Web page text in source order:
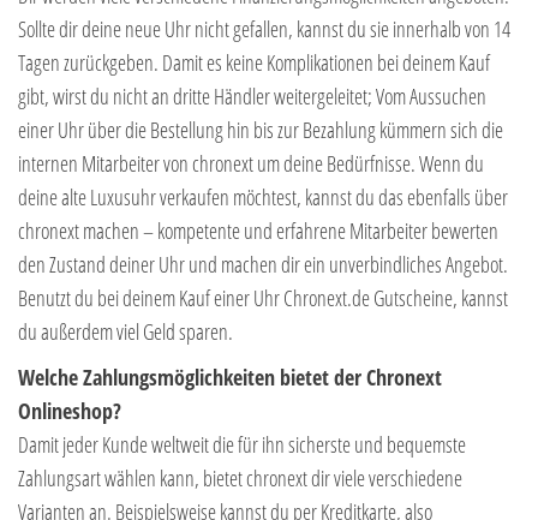
Sollte dir deine neue Uhr nicht gefallen, kannst du sie innerhalb von 14
Tagen zurückgeben. Damit es keine Komplikationen bei deinem Kauf
gibt, wirst du nicht an dritte Händler weitergeleitet; Vom Aussuchen
einer Uhr über die Bestellung hin bis zur Bezahlung kümmern sich die
internen Mitarbeiter von chronext um deine Bedürfnisse. Wenn du
deine alte Luxusuhr verkaufen möchtest, kannst du das ebenfalls über
chronext machen – kompetente und erfahrene Mitarbeiter bewerten
den Zustand deiner Uhr und machen dir ein unverbindliches Angebot.
Benutzt du bei deinem Kauf einer Uhr Chronext.de Gutscheine, kannst
du außerdem viel Geld sparen.
Welche Zahlungsmöglichkeiten bietet der Chronext
Onlineshop?
Damit jeder Kunde weltweit die für ihn sicherste und bequemste
Zahlungsart wählen kann, bietet chronext dir viele verschiedene
Varianten an. Beispielsweise kannst du per Kreditkarte, also